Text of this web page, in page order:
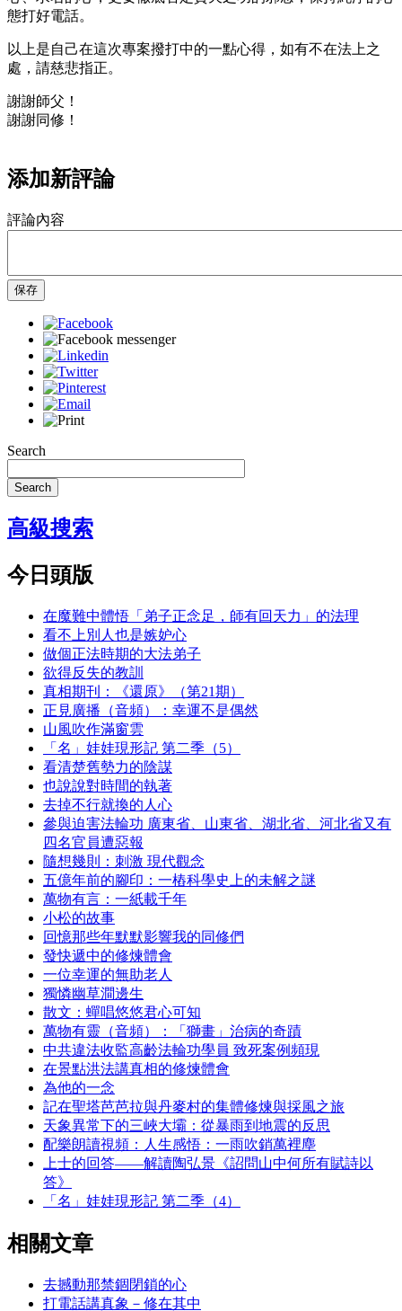
態打好電話。
以上是自己在這次專案撥打中的一點心得，如有不在法上之
處，請慈悲指正。
謝謝師父！
謝謝同修！
添加新評論
評論內容
保存
Search
Search
高級搜索
今日頭版
在魔難中體悟「弟子正念足，師有回天力」的法理
看不上別人也是嫉妒心
做個正法時期的大法弟子
欲得反失的教訓
真相期刊：《還原》（第21期）
正見廣播（音頻）：幸運不是偶然
山風吹作滿窗雲
「名」娃娃現形記 第二季（5）
看清楚舊勢力的陰謀
也說說對時間的執著
去掉不行就換的人心
參與迫害法輪功 廣東省、山東省、湖北省、河北省又有
四名官員遭惡報
隨想幾則：刺激 現代觀念
五億年前的腳印：一樁科學史上的未解之謎
萬物有言：一紙載千年
小松的故事
回憶那些年默默影響我的同修們
發快遞中的修煉體會
一位幸運的無助老人
獨憐幽草澗邊生
散文：蟬唱悠悠君心可知
萬物有靈（音頻）：「獅畫」治病的奇蹟
中共違法收監高齡法輪功學員 致死案例頻現
在景點洪法講真相的修煉體會
為他的一念
記在聖塔芭芭拉與丹麥村的集體修煉與採風之旅
天象異常下的三峽大壩：從暴雨到地震的反思
配樂朗讀視頻：人生感悟：一雨吹銷萬裡塵
上士的回答——解讀陶弘景《詔問山中何所有賦詩以
答》
「名」娃娃現形記 第二季（4）
相關文章
去撼動那禁錮閉鎖的心
打電話講真象－修在其中